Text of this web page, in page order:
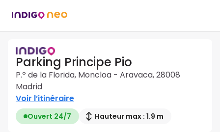
Parking Principe Pio
P.º de la Florida, Moncloa - Aravaca, 28008
Madrid
Voir l’itinéraire
Ouvert 24/7 Hauteur max : 1.9 m